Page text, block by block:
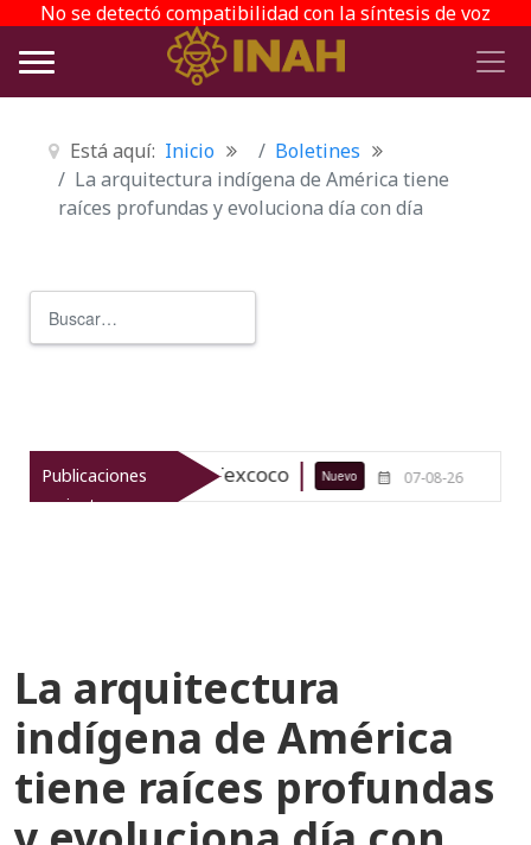
No se detectó compatibilidad con la síntesis de voz
Está aquí: Inicio
Boletines
La arquitectura indígena de América tiene
raíces profundas y evoluciona día con día
Publicaciones
recientes
de Texcoco Nuevo 07-08-26 El viaje del
La arquitectura
indígena de América
tiene raíces profundas